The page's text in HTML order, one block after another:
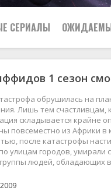
СЕРИАЛЫ
Боевики
Драмы
1 сезон
обрушилась на
Лишь тем счастливцам,
складывается крайне
повсеместно из Африки в
после катастрофы
улицам городов, умирали
людей,
2009